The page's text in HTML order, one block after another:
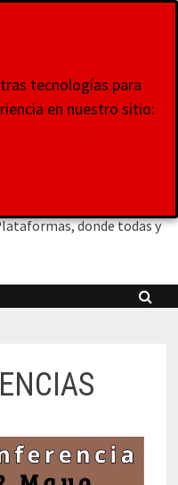
donde todas y
tecnologías para
en nuestro sitio: